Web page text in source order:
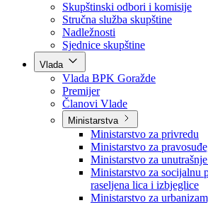
Poslanici po strankama
Poslanici po klubovima naroda
Kolegij skupštine
Skupštinski odbori i komisije
Stručna služba skupštine
Nadležnosti
Sjednice skupštine
Vlada
Vlada BPK Goražde
Premijer
Članovi Vlade
Ministarstva
Ministarstvo za privredu
Ministarstvo za
Ministarstvo za